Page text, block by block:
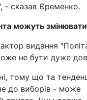
- сказав Єременко.
можуть
видання
не бути дуже
тому що та
до виборів - може